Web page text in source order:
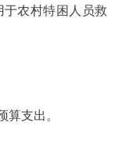
农村特困人员救
支出。